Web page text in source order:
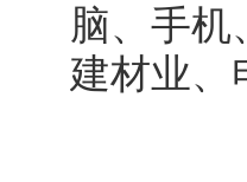
脑、手机
建材业、